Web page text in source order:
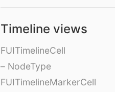
Timeline views
FUITimelineCell
– NodeType
FUITimelineMarkerCell